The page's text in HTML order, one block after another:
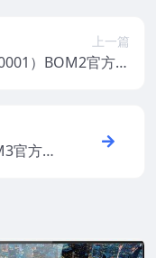
上一篇
）BOM2官方原
官方原